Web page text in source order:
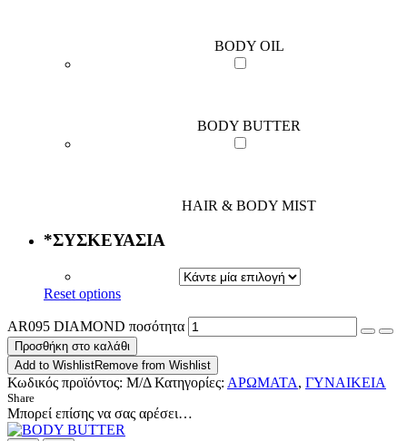
BODY OIL
BODY BUTTER
HAIR & BODY MIST
*ΣΥΣΚΕΥΑΣΙΑ
Reset options
AR095 DIAMOND ποσότητα
Προσθήκη στο καλάθι
Add to WishlistRemove from Wishlist
Κωδικός προϊόντος: Μ/Δ Κατηγορίες: ΑΡΩΜΑΤΑ, ΓΥΝΑΙΚΕΙΑ
Share
Μπορεί επίσης να σας αρέσει…